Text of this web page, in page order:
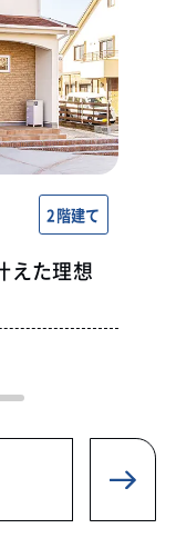
2階建て
えた理想